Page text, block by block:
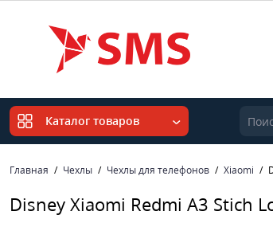
Каталог товаров
Главная Чехлы Чехлы для телефонов Xiaomi
Disney Xiaomi Redmi A3 Stich